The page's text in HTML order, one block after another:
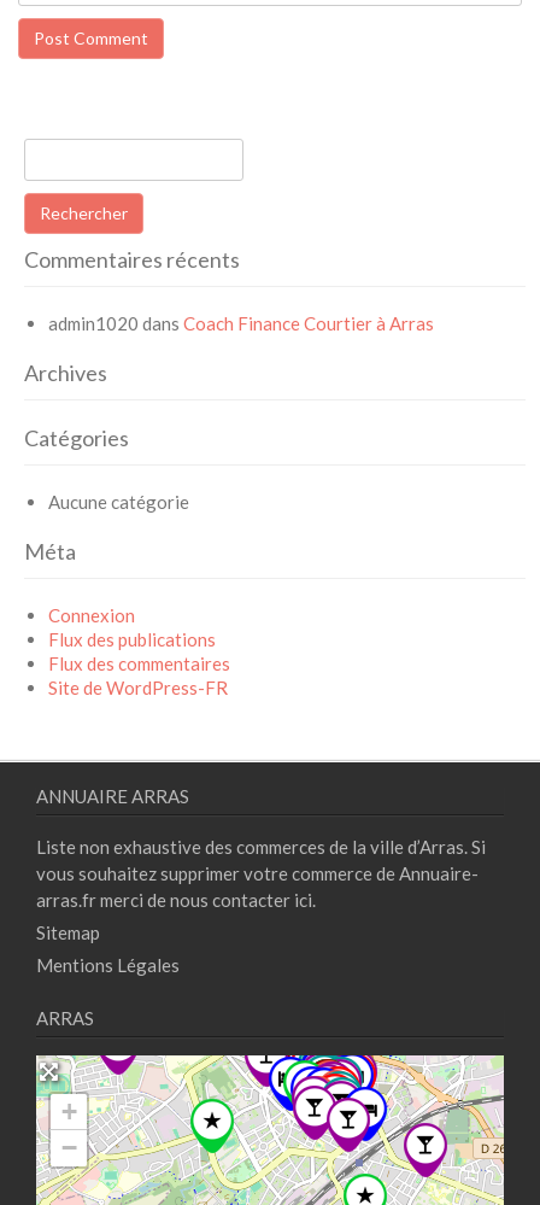
Commentaires récents
admin1020 dansCoach Finance Courtier à Arras
Archives
Catégories
Aucune catégorie
Méta
Connexion
Flux des publications
Flux des commentaires
Site de WordPress-FR
ANNUAIRE ARRAS
Liste non exhaustive des commerces de la ville d’Arras. Si
vous souhaitez supprimer votre commerce de Annuaire-
arras.fr merci de nous contacter ici.
Sitemap
Mentions Légales
ARRAS
+
−